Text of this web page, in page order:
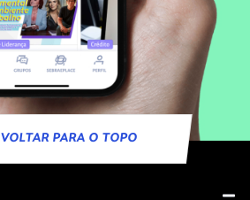
VOLTAR PARA O TOPO